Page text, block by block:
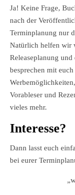
Ja! Keine Frage,
nach der
Terminplanung nur
Natürlich helfen wir
Releaseplanung
besprechen mit
Vorableser und
vieles mehr.
Interesse?
Dann lasst euch
bei eurer